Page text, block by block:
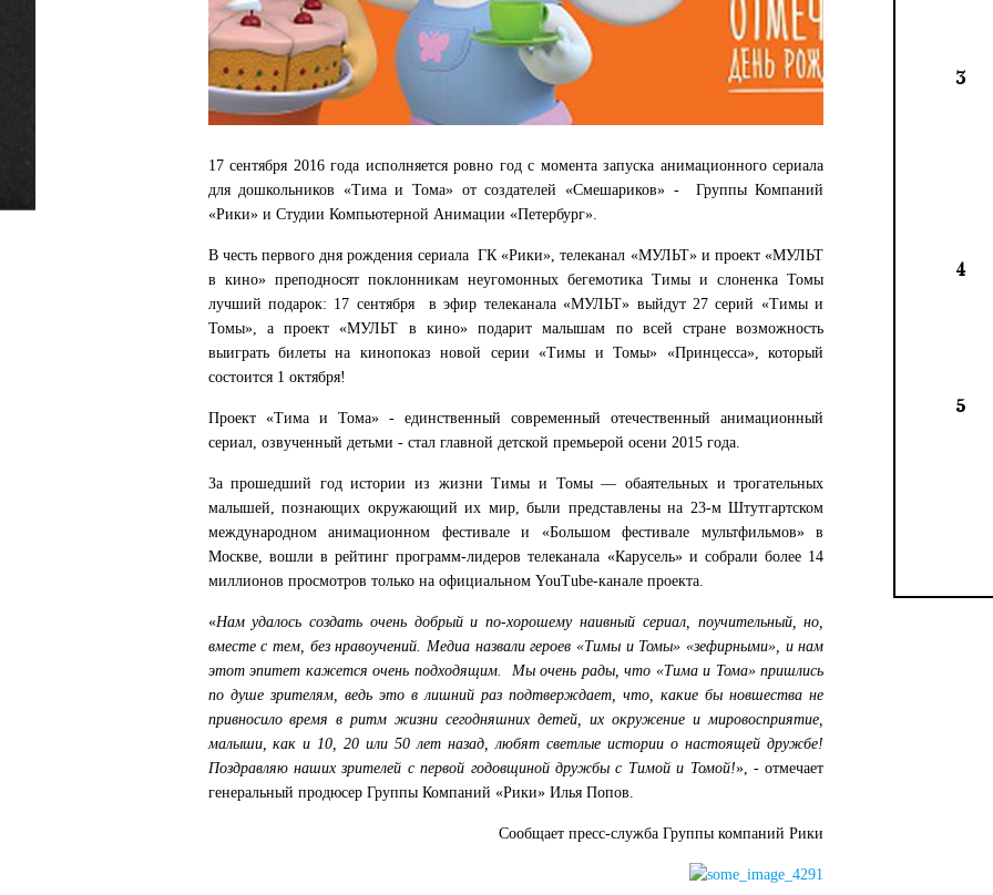
17 сентября 2016 года исполняется ровно год с момента запуска анимационного сериала
для дошкольников «Тима и Тома» от создателей «Смешариков» - Группы Компаний
«Рики» и Студии Компьютерной Анимации «Петербург».
В честь первого дня рождения сериала ГК «Рики», телеканал «МУЛЬТ» и проект «МУЛЬТ
в кино» преподносят поклонникам неугомонных бегемотика Тимы и слоненка Томы
лучший подарок: 17 сентября в эфир телеканала «МУЛЬТ» выйдут 27 серий «Тимы и
Томы», а проект «МУЛЬТ в кино» подарит малышам по всей стране возможность
выиграть билеты на кинопоказ новой серии «Тимы и Томы» «Принцесса», который
состоится 1 октября!
Проект «Тима и Тома» - единственный современный отечественный анимационный
сериал, озвученный детьми - стал главной детской премьерой осени 2015 года.
За прошедший год истории из жизни Тимы и Томы — обаятельных и трогательных
малышей, познающих окружающий их мир, были представлены на 23-м Штутгартском
международном анимационном фестивале и «Большом фестивале мультфильмов» в
Москве, вошли в рейтинг программ-лидеров телеканала «Карусель» и собрали более 14
миллионов просмотров только на официальном YouTube-канале проекта.
«Нам удалось создать очень добрый и по-хорошему наивный сериал, поучительный, но,
вместе с тем, без нравоучений. Медиа назвали героев «Тимы и Томы» «зефирными», и нам
этот эпитет кажется очень подходящим. Мы очень рады, что «Тима и Тома» пришлись
по душе зрителям, ведь это в лишний раз подтверждает, что, какие бы новшества не
привносило время в ритм жизни сегодняшних детей, их окружение и мировосприятие,
малыши, как и 10, 20 или 50 лет назад, любят светлые истории о настоящей дружбе!
Поздравляю наших зрителей с первой годовщиной дружбы с Тимой и Томой!», - отмечает
генеральный продюсер Группы Компаний «Рики» Илья Попов.
Сообщает пресс-служба Группы компаний Рики
3
4
5